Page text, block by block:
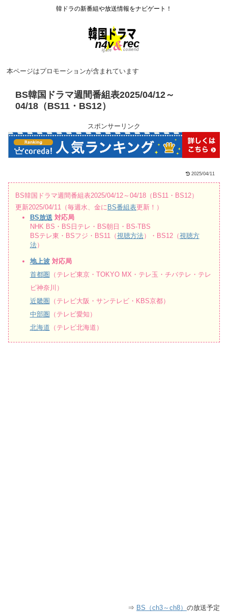
韓ドラの新番組や放送情報をナビゲート！
本ページはプロモーションが含まれています
BS韓国ドラマ週間番組表2025/04/12～
04/18（BS11・BS12）
スポンサーリンク
2025/04/11
BS韓国ドラマ週間番組表2025/04/12～04/18（BS11・BS12）
更新2025/04/11（毎週水、金に BS番組表更新！）
BS放送 対応局
NHK BS・BS日テレ・BS朝日・BS-TBS
BSテレ東・BSフジ・BS11（視聴方法）・BS12（視聴方
法）
地上波対応局
首都圏 （テレビ東京・TOKYO MX・テレ玉・チバテレ・テレ
ビ神奈川）
近畿圏 （テレビ大阪・サンテレビ・KBS京都）
中部圏 （テレビ愛知）
北海道 （テレビ北海道）
⇒ BS（ch3～ch8） の放送予定